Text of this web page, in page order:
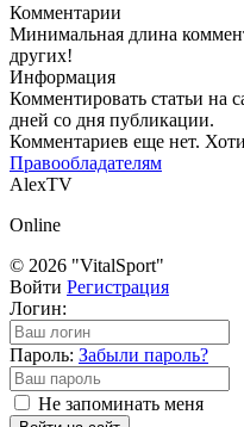
Комментарии
Минимальная длина
других!
Информация
Комментировать статьи на
дней со дня публикации.
Комментариев еще нет.
Правообладателям
AlexTV
Online
© 2026 "VitalSport"
Войти Регистрация
Логин:
Пароль: Забыли пароль?
Не запоминать меня